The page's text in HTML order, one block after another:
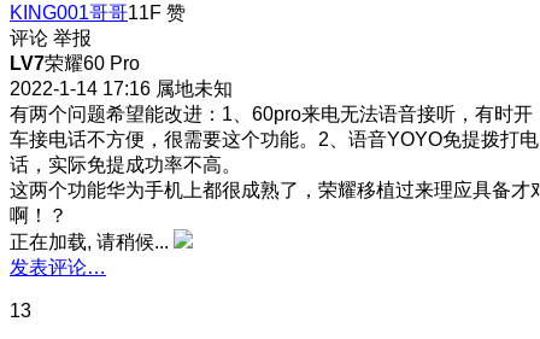
KING001哥哥11F 赞
评论 举报
LV7荣耀60 Pro
2022-1-14 17:16 属地未知
有两个问题希望能改进 ：1、60pro来电无法语音接听，有时开
车接电话不方便，很需要这个功能。2、语音YOYO免提拨打电
话，实际免提成功率不高。
这两个功能华为手机上都很成熟了，荣耀移植过来理应具备才
啊！？
正在加载, 请稍候...
发表评论…
13